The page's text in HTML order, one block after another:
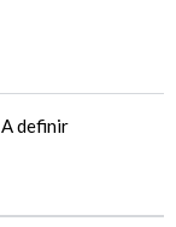
A definir